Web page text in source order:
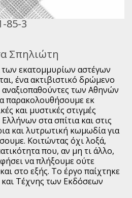
85-3
Σπηλιώτη
εκατομμυρίων αστέγων
ένα ακτιβιστικό δρώμενο
των Αθηνών
παρακολουθήσουμε εκ
και μυστικές στιγμές
στα σπίτια και στις
και λυτρωτική κωμωδία για
Κοιτώντας όχι λοξά,
που, αν μη τι άλλο,
να πλήξουμε ούτε
στο εξής. Το έργο παίχτηκε
Τέχνης των Εκδόσεων